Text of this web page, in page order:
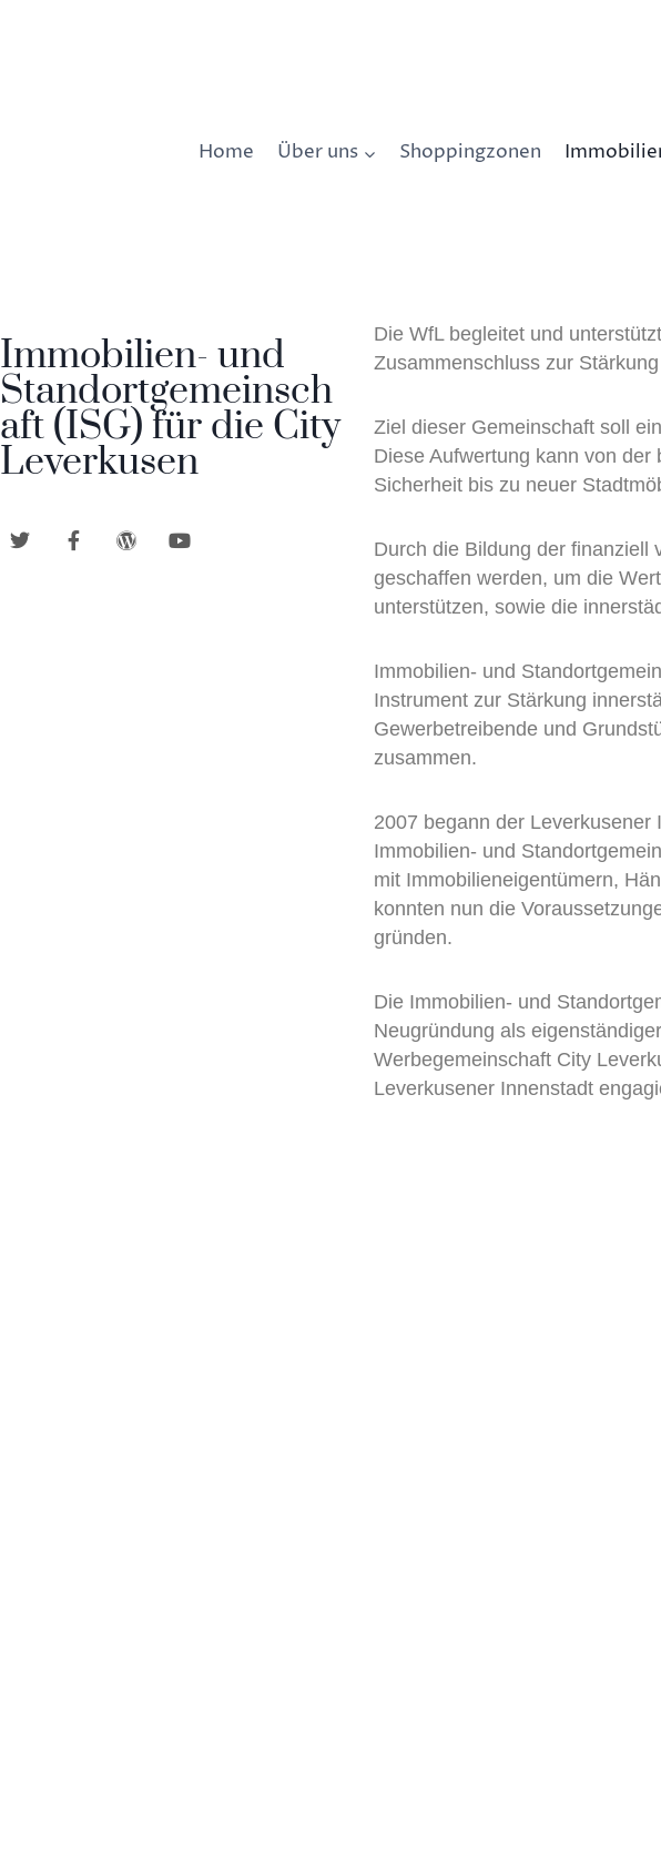
Home Über uns Shoppingzonen
Immobilien- und
Standortgemeinsch
aft (ISG) für die City
Leverkusen
Die WfL begleitet und
Zusammenschluss zur
Ziel dieser Gemeinschaft soll
Diese Aufwertung kann von
Sicherheit bis zu neuer
Durch die Bildung der finanziell
geschaffen werden, um die
unterstützen, sowie die
Immobilien- und
Instrument zur Stärkung
Gewerbetreibende und
zusammen.
2007 begann der
Immobilien- und
mit Immobilieneigentümern,
konnten nun die
gründen.
Die Immobilien- und
Neugründung als
Werbegemeinschaft City
Leverkusener Innenstadt